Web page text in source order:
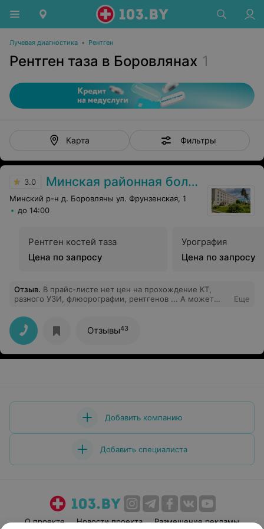
Лучевая диагностика • Рентген
Рентген таза в Боровлянах 1
Карта Фильтры
3.0 Минская районная больница
Минский р-н д. Боровляны ул. Фрунзенская, 1
до 14:00
Рентген костей таза
Цена по запросу
Урография
Цена по запросу
Отзыв. В прайс-листе нет цен на прохождение КТ,
разного УЗИ, флюорографии, рентгенов ... А может
выбора предварительного заказа талона. Хотелось бы
иметь возможность использовать онлайн-форму заказа
с предполагаемым времени работы специалиста.
Звонки - это утопия вчерашнего дня.
Еще
Отзывы43
Добавить компанию
Добавить специалиста
О проекте Новости проекта Размещение рекламы